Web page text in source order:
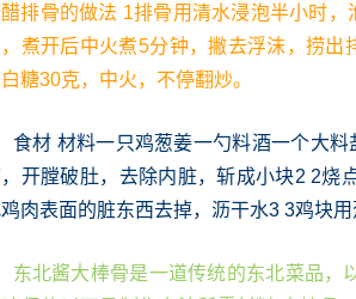
排骨的做法 1排骨用清水浸泡半小时
煮开后中火煮5分钟，撇去浮沫，捞
白糖30克，中火，不停翻炒。
食材 材料一只鸡葱姜一勺料酒一个大
开膛破肚，去除内脏，斩成小块2 2烧
肉表面的脏东西去掉，沥干水3 3鸡块
东北酱大棒骨是一道传统的东北菜品，